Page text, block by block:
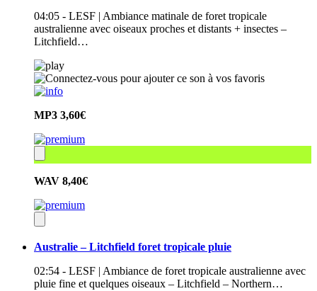
04:05 - LESF | Ambiance matinale de foret tropicale
australienne avec oiseaux proches et distants + insectes –
Litchfield…
MP3 3,60€
WAV 8,40€
Australie – Litchfield foret tropicale pluie
02:54 - LESF | Ambiance de foret tropicale australienne avec
pluie fine et quelques oiseaux – Litchfield – Northern…